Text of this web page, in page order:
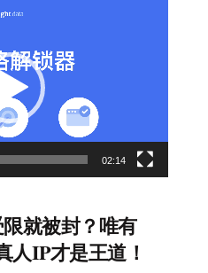
02:14
就被封？唯有
人IP才是王道！